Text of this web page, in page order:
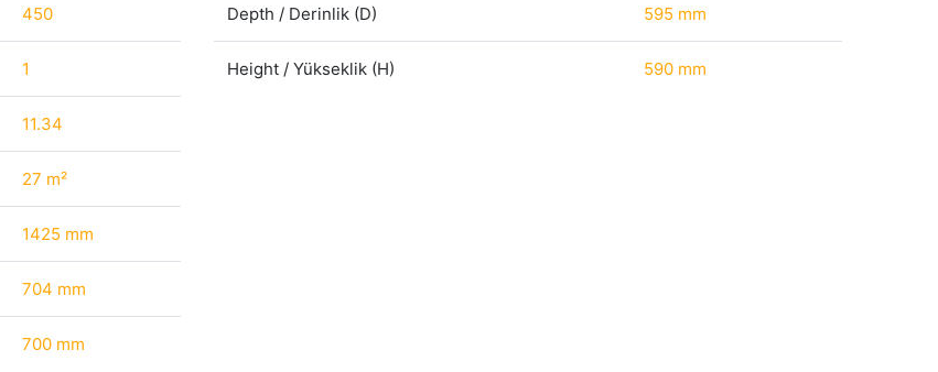
450
1
11.34
27 m²
1425 mm
704 mm
700 mm
Depth / Derinlik (D) 595 mm
Height / Yükseklik (H) 590 mm